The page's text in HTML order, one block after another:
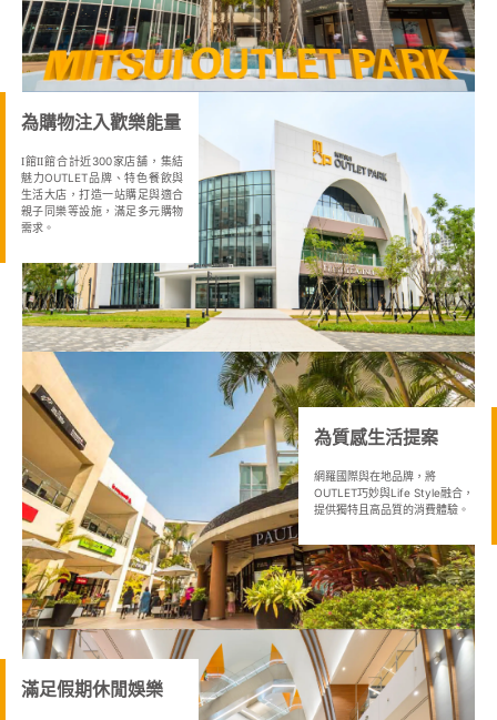
為購物注入歡樂能量
I館II館合計近300家店舗，集結
魅力OUTLET品牌、特色餐飲與
生活大店，打造一站購足與適合
親子同樂等設施，滿足多元購物
需求。
為質感生活提案
網羅國際與在地品牌，將
OUTLET巧妙與Life Style融合，
提供獨特且高品質的消費體驗。
滿足假期休閒娛樂